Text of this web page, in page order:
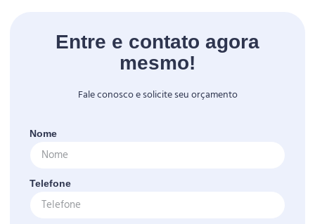
Entre e contato agora
mesmo!
Fale conosco e solicite seu orçamento
Nome
Telefone